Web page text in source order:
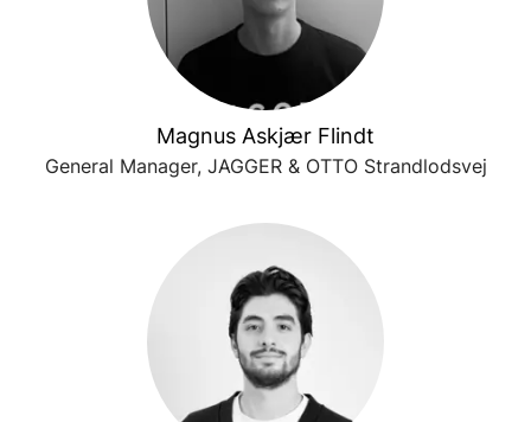
Magnus Askjær Flindt
General Manager, JAGGER & OTTO Strandlodsvej